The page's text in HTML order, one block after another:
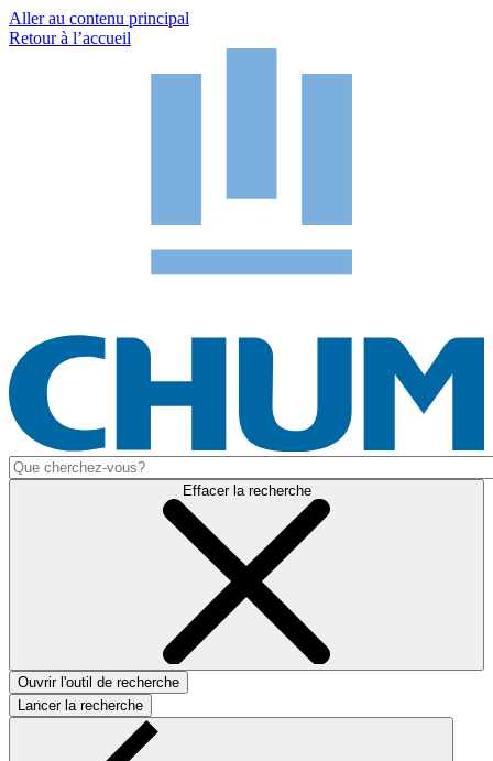
Aller au contenu principal
Retour à l’accueil
Effacer la recherche
Ouvrir l'outil de recherche
Lancer la recherche